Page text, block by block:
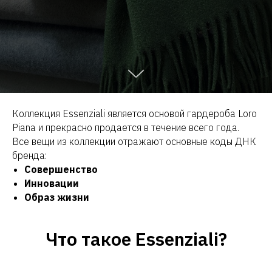
Коллекция Essenziali является основой гардероба Loro
Piana и прекрасно продается в течение всего года.
Все вещи из коллекции отражают основные коды ДНК
бренда:
Совершенство
Инновации
Образ жизни
Что такое Essenziali?